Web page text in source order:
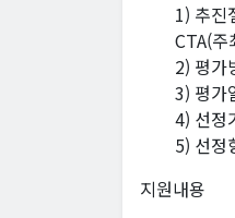
1) 추
CTA(
2) 평가
3) 평가
4) 선정
5) 선정
지원내용